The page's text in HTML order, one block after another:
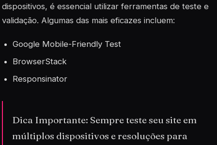
dispositivos, é essencial utilizar ferramentas de teste e
validação. Algumas das mais eficazes incluem:
Google Mobile-Friendly Test
BrowserStack
Responsinator
Dica Importante: Sempre teste seu site em
múltiplos dispositivos e resoluções para